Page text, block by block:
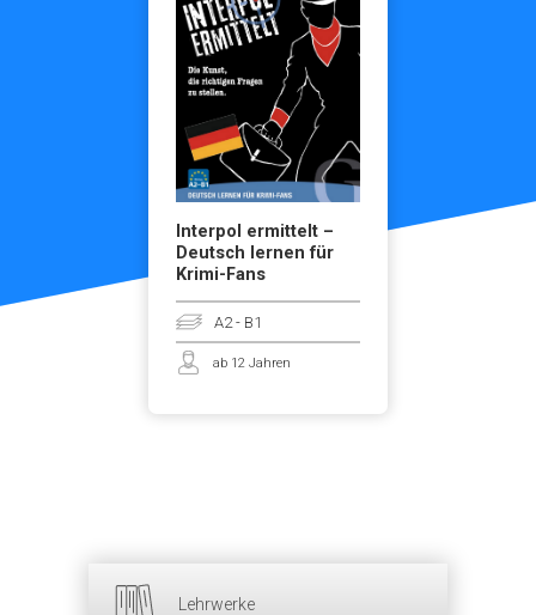
Lehrwerke
Interpol ermittelt –
Deutsch lernen für
Krimi-Fans
A2 - B1
ab 12 Jahren